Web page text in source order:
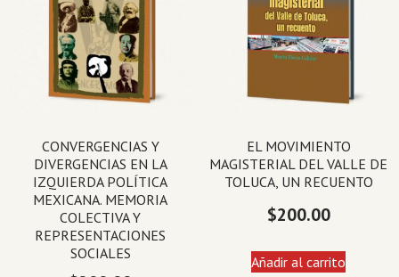
CONVERGENCIAS Y
DIVERGENCIAS EN LA
IZQUIERDA POLÍTICA
MEXICANA. MEMORIA
COLECTIVA Y
REPRESENTACIONES
SOCIALES
EL MOVIMIENTO
MAGISTERIAL DEL VALLE DE
TOLUCA, UN RECUENTO
$200.00
Añadir al carrito